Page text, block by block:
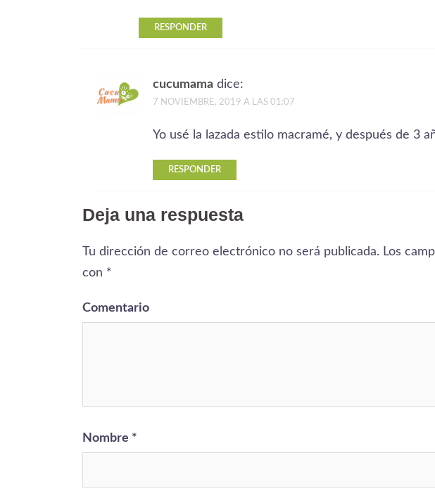
RESPONDER
cucumama dice:
7 NOVIEMBRE, 2019 A LAS 01:07
Yo usé la lazada estilo macramé, y después de 3
RESPONDER
Deja una respuesta
Tu dirección de correo electrónico no será publicada. Los
con *
Comentario
Nombre *